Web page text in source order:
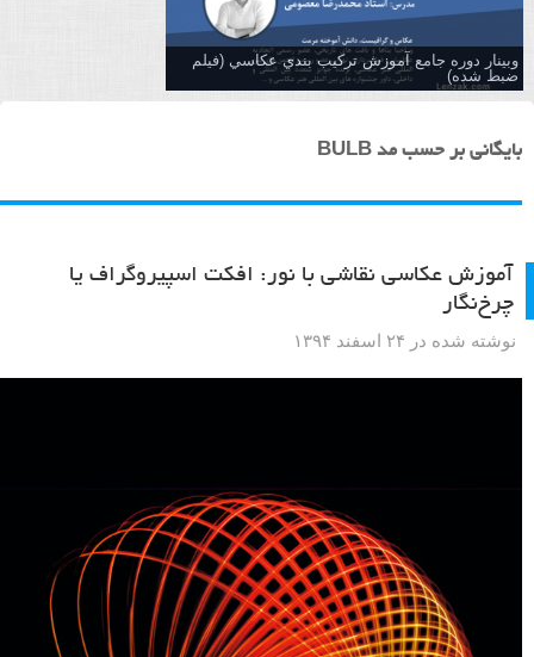
وبینار دوره جامع آموزش تركيب بندي عكاسي (فیلم
ضبط شده)
بایگانی بر حسب مد BULB
آموزش عکاسی نقاشی با نور: افکت اسپیروگراف یا
چرخ‌نگار
نوشته شده در ۲۴ اسفند ۱۳۹۴